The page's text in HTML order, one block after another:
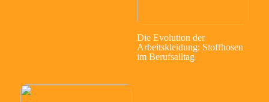
Die Evolution der
Arbeitskleidung: Stoffhosen
im Berufsalltag